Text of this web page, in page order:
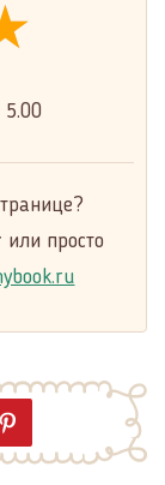
5.00
или просто